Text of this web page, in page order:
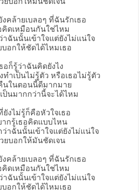
คล้ายเบลอๆ ที่ฉันรักเธอ
คิดเหมือนกันใช่ไหม
ฉันนั้นเข้าใจแต่ยังไม่แน่ใจ
บอกให้ชัดได้ไหมเธอ
อก็รู้ว่าฉันคิดยังไง
ทำเป็นไม่รู้ตัว หรือเธอไม่รู้ตัว
นในตอนนี้ดีมากมาย
ป็นมากกว่านี้จะได้ไหม
ยังไม่รู้ก็คือหัวใจเธอ
ากรู้เธอคิดแบบไหน
ว่าฉันนั้นเข้าใจแต่ยังไม่แน่ใจ
ยบอกให้มันชัดเจน
คล้ายเบลอๆ ที่ฉันรักเธอ
คิดเหมือนกันใช่ไหม
ฉันนั้นเข้าใจแต่ยังไม่แน่ใจ
บอกให้ชัดได้ไหมเธอ